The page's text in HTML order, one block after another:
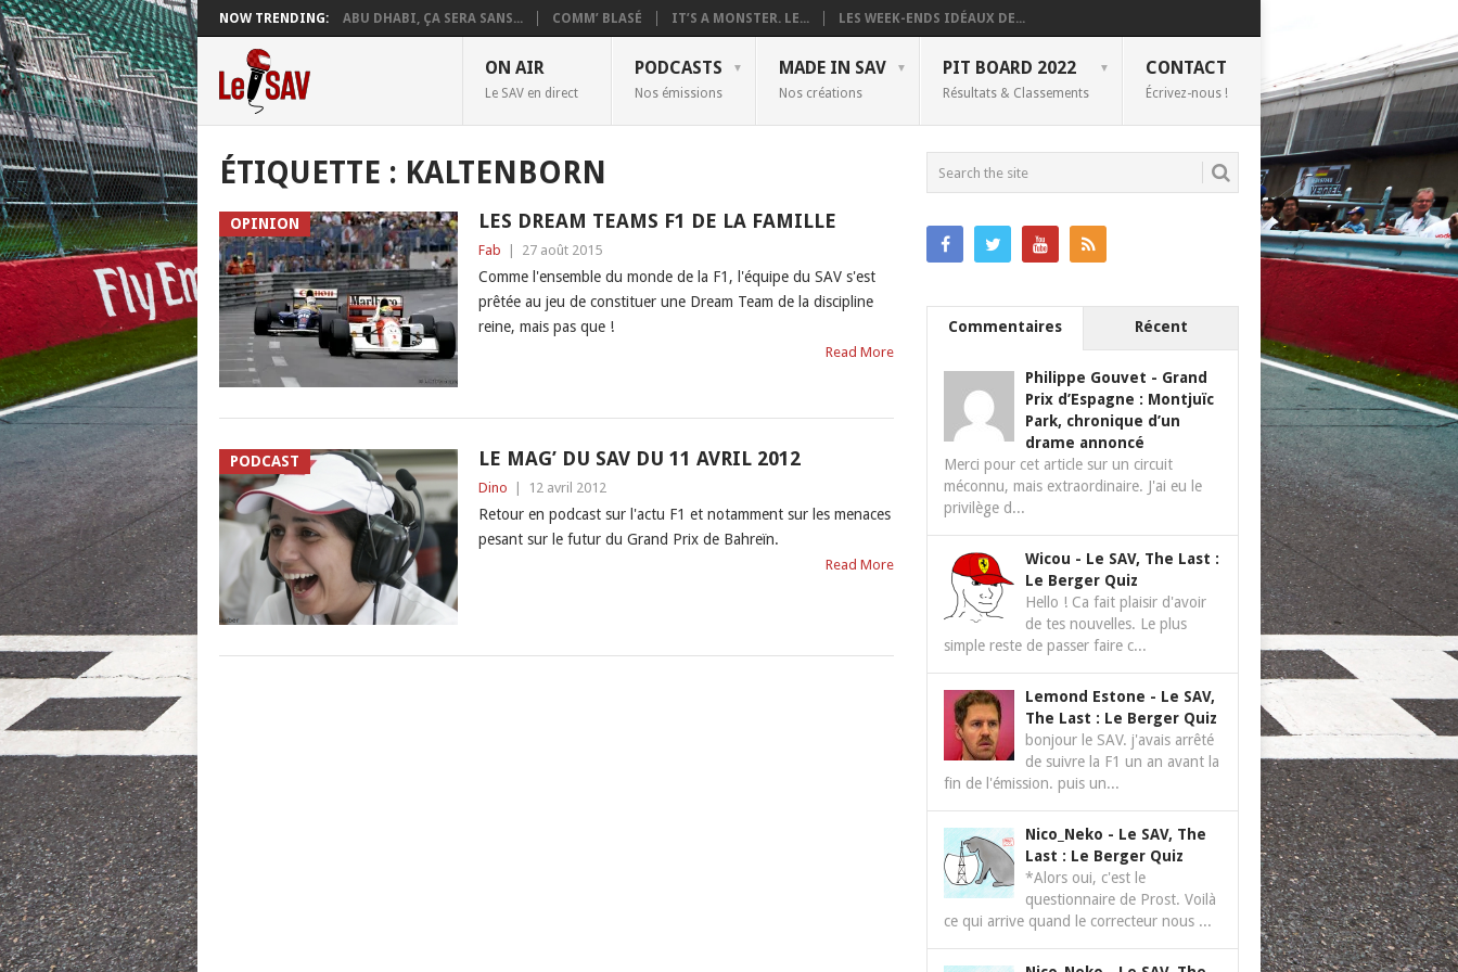
NOW TRENDING: ABU DHABI, ÇA SERA SANS... COMM’ BLASÉ IT’S A MONSTER. LE... LES WEEK-ENDS IDÉAUX DE...
ON AIR
Le SAV en direct
PODCASTS
Nos émissions
MADE IN SAV
Nos créations
PIT BOARD 2022
Résultats & Classements
CONTACT
Écrivez-nous !
ÉTIQUETTE : KALTENBORN
OPINION LES DREAM TEAMS F1 DE LA FAMILLE
Fab 27 août 2015
Comme l'ensemble du monde de la F1, l'équipe du SAV s'est
prêtée au jeu de constituer une Dream Team de la discipline
reine, mais pas que !
Read More
PODCAST LE MAG’ DU SAV DU 11 AVRIL 2012
Dino 12 avril 2012
Retour en podcast sur l'actu F1 et notamment sur les menaces
pesant sur le futur du Grand Prix de Bahreïn.
Read More
Commentaires Récent
Philippe Gouvet - Grand
Prix d’Espagne : Montjuïc
Park, chronique d’un
drame annoncé
Merci pour cet article sur un circuit
méconnu, mais extraordinaire. J'ai eu le
privilège d...
Wicou - Le SAV, The Last :
Le Berger Quiz
Hello ! Ca fait plaisir d'avoir
de tes nouvelles. Le plus
simple reste de passer faire c...
Lemond Estone - Le SAV,
The Last : Le Berger Quiz
bonjour le SAV. j'avais arrêté
de suivre la F1 un an avant la
fin de l'émission. puis un...
Nico_Neko - Le SAV, The
Last : Le Berger Quiz
*Alors oui, c'est le
questionnaire de Prost. Voilà
ce qui arrive quand le correcteur nous ...